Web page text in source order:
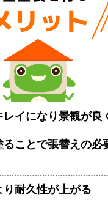
レイになり景観が良
ることで張替えの必
り耐久性が上がる